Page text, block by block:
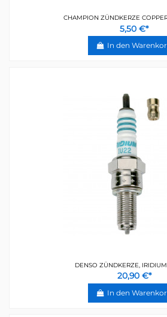
CHAMPION ZÜNDKERZE
5,50 €*
In den
DENSO ZÜNDKERZE,
20,90 €*
In den